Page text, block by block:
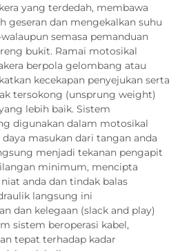
yang terdedah, membawa
geseran dan mengekalkan suhu
semasa pemanduan
bukit. Ramai motosikal
berpola gelombang atau
kecekapan penyejukan serta
tersokong (unsprung weight)
lebih baik. Sistem
digunakan dalam motosikal
masukan dari tangan anda
menjadi tekanan pengapit
minimum, mencipta
anda dan tindak balas
langsung ini
dan kelegaan (slack and play)
sistem beroperasi kabel,
tepat terhadap kadar